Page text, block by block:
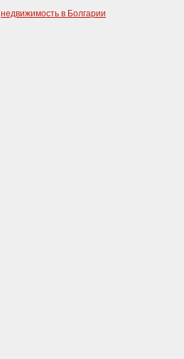
недвижимость в Болгарии